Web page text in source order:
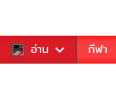
อ่าน
สำหรับคุณ กีฬา